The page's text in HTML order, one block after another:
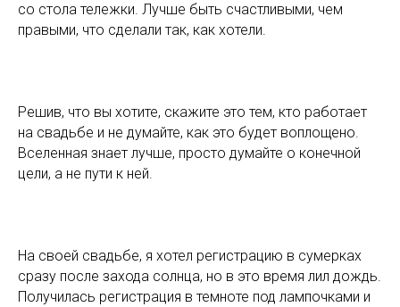
со стола тележки. Лучше быть счастливыми, чем
правыми, что сделали так, как хотели.
Решив, что вы хотите, скажите это тем, кто работает
на свадьбе и не думайте, как это будет воплощено.
Вселенная знает лучше, просто думайте о конечной
цели, а не пути к ней.
На своей свадьбе, я хотел регистрацию в сумерках
сразу после захода солнца, но в это время лил дождь.
Получилась регистрация в темноте под лампочками и